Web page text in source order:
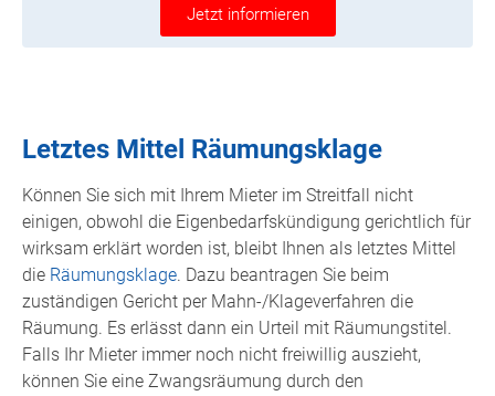
Jetzt informieren
Letztes Mittel Räumungsklage
Können Sie sich mit Ihrem Mieter im Streitfall nicht
einigen, obwohl die Eigenbedarfskündigung gerichtlich für
wirksam erklärt worden ist, bleibt Ihnen als letztes Mittel
die Räumungsklage. Dazu beantragen Sie beim
zuständigen Gericht per Mahn-/Klageverfahren die
Räumung. Es erlässt dann ein Urteil mit Räumungstitel.
Falls Ihr Mieter immer noch nicht freiwillig auszieht,
können Sie eine Zwangsräumung durch den